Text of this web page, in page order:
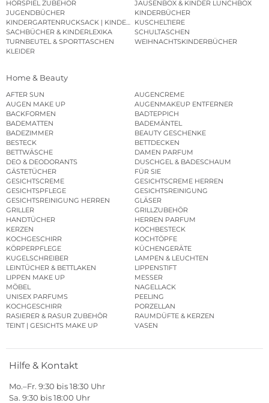
HÖRSPIEL ZUBEHÖR
JAUSENBOX & KINDER LUNCHBOX
JUGENDBÜCHER
KINDERBÜCHER
KINDERGARTENRUCKSACK | KINDERGARTENBEUTEL
KUSCHELTIERE
SACHBÜCHER & KINDERLEXIKA
SCHULTASCHEN
TURNBEUTEL & SPORTTASCHEN
WEIHNACHTSKINDERBÜCHER
KLEIDER
Home & Beauty
AFTER SUN
AUGENCREME
AUGEN MAKE UP
AUGENMAKEUP ENTFERNER
BACKFORMEN
BADTEPPICH
BADEMATTEN
BADEMÄNTEL
BADEZIMMER
BEAUTY GESCHENKE
BESTECK
BETTDECKEN
BETTWÄSCHE
DAMEN PARFUM
DEO & DEODORANTS
DUSCHGEL & BADESCHAUM
GÄSTETÜCHER
FÜR SIE
GESICHTSCREME
GESICHTSCREME HERREN
GESICHTSPFLEGE
GESICHTSREINIGUNG
GESICHTSREINIGUNG HERREN
GLÄSER
GRILLER
GRILLZUBEHÖR
HANDTÜCHER
HERREN PARFUM
KERZEN
KOCHBESTECK
KOCHGESCHIRR
KOCHTÖPFE
KÖRPERPFLEGE
KÜCHENGERÄTE
KUGELSCHREIBER
LAMPEN & LEUCHTEN
LEINTÜCHER & BETTLAKEN
LIPPENSTIFT
LIPPEN MAKE UP
MESSER
MÖBEL
NAGELLACK
UNISEX PARFUMS
PEELING
KOCHGESCHIRR
PORZELLAN
RASIERER & RASUR ZUBEHÖR
RAUMDÜFTE & KERZEN
TEINT | GESICHTS MAKE UP
VASEN
Hilfe & Kontakt
Mo.–Fr. 9:30 bis 18:30 Uhr
Sa. 9:30 bis 18:00 Uhr